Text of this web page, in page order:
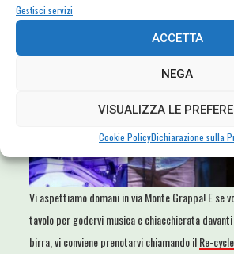
Gestisci servizi
ACCETTA
NEGA
VISUALIZZA LE
Cookie PolicyDichiarazione sulla
Vi aspettiamo domani in via Monte Grappa! E se
tavolo per godervi musica e chiacchierata
birra, vi conviene prenotarvi chiamando ilRe-cycle